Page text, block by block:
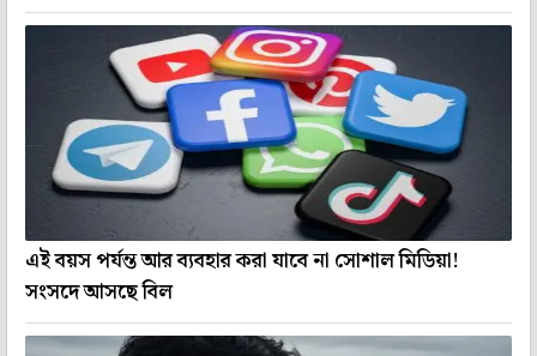
এই বয়স পর্যন্ত আর ব্যবহার করা যাবে না সোশাল মিডিয়া!
সংসদে আসছে বিল